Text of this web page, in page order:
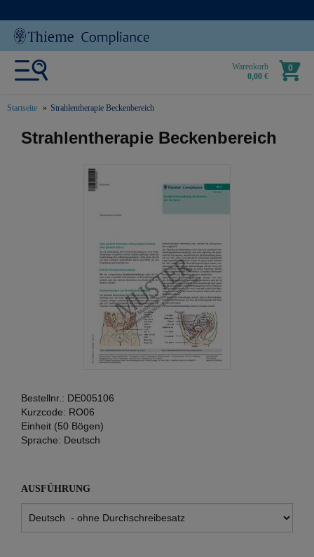
Warenkorb
0,00 €
0
Startseite Strahlentherapie Beckenbereich
text.skipToContent
text.skipToNavigation
Strahlentherapie Beckenbereich
Bestellnr.: DE005106
Kurzcode: RO06
Einheit (50 Bögen)
Sprache: Deutsch
AUSFÜHRUNG